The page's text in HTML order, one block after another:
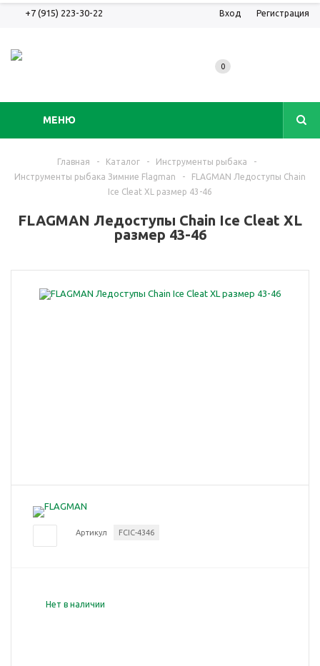
+7 (915) 223-30-22 Вход Регистрация
МЕНЮ
0
Главная - Каталог - Инструменты рыбака
-
Инструменты рыбака Зимние Flagman
-
FLAGMAN Ледоступы Chain
Ice Cleat XL размер 43-46
FLAGMAN Ледоступы Chain Ice Cleat XL
размер 43-46
Артикул FCIC-4346
Нет в наличии